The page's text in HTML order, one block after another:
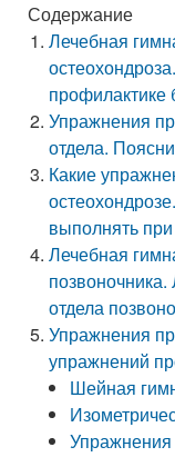
Содержание
Лечебная
профилактике
Упражнения
отдела.
Какие
выполнять
Лечебная
отдела
Упражнения
упражнений
Шейная